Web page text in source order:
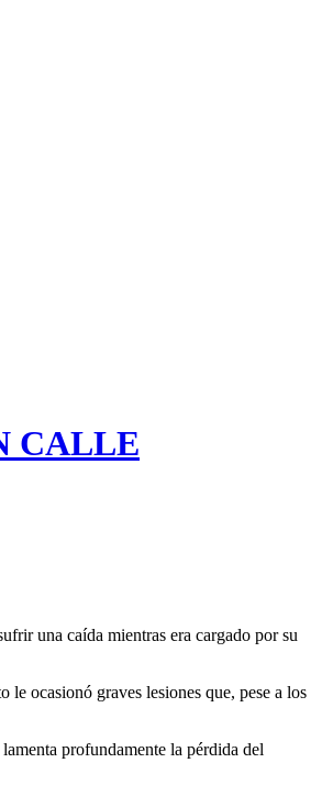
CALLE
una caída mientras era cargado por su
ocasionó graves lesiones que, pese a los
profundamente la pérdida del